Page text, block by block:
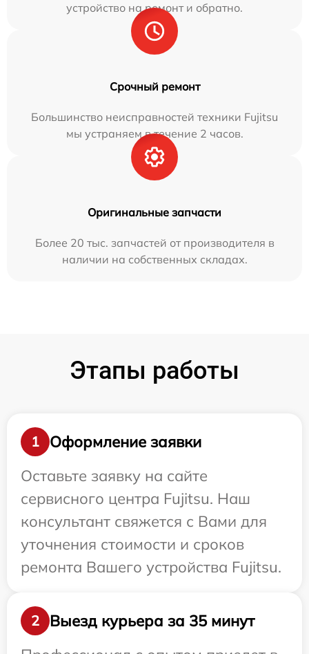
устройство на ремонт и обратно.
Срочный ремонт
Большинство неисправностей техники Fujitsu
мы устраняем в течение 2 часов.
Оригинальные запчасти
Более 20 тыс. запчастей от производителя в
наличии на собственных складах.
Этапы работы
1
Оформление заявки
Оставьте заявку на сайте
сервисного центра Fujitsu. Наш
консультант свяжется с Вами для
уточнения стоимости и сроков
ремонта Вашего устройства Fujitsu.
2
Выезд курьера за 35 минут